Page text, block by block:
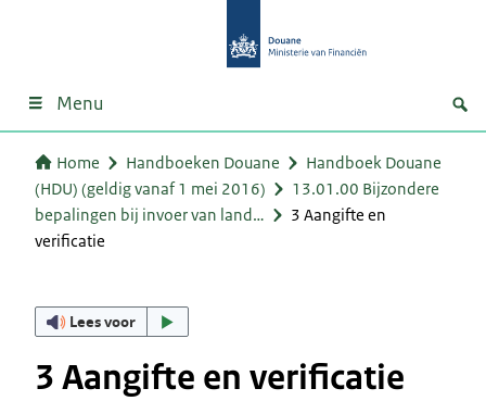
Menu
Home Handboeken Douane
Handboek Douane
(HDU) (geldig vanaf 1 mei 2016)
13.01.00 Bijzondere
bepalingen bij invoer van land…
3 Aangifte en
verificatie
Lees voor
3 Aangifte en verificatie